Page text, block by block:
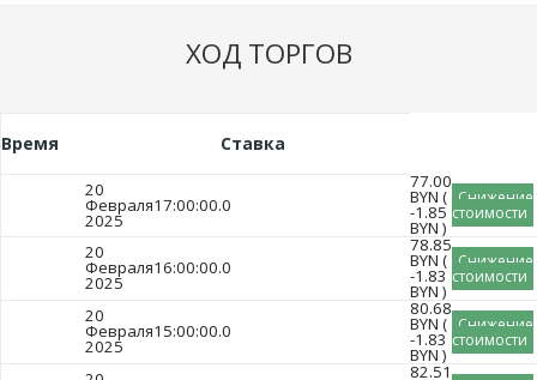
ХОД ТОРГОВ
Время Ставка
20
Февраля
2025
17:00:00.0
77.00
BYN (
-1.85
BYN )
Снижение
стоимости
20
Февраля
2025
16:00:00.0
78.85
BYN (
-1.83
BYN )
Снижение
стоимости
20
Февраля
2025
15:00:00.0
80.68
BYN (
-1.83
BYN )
Снижение
стоимости
82.51